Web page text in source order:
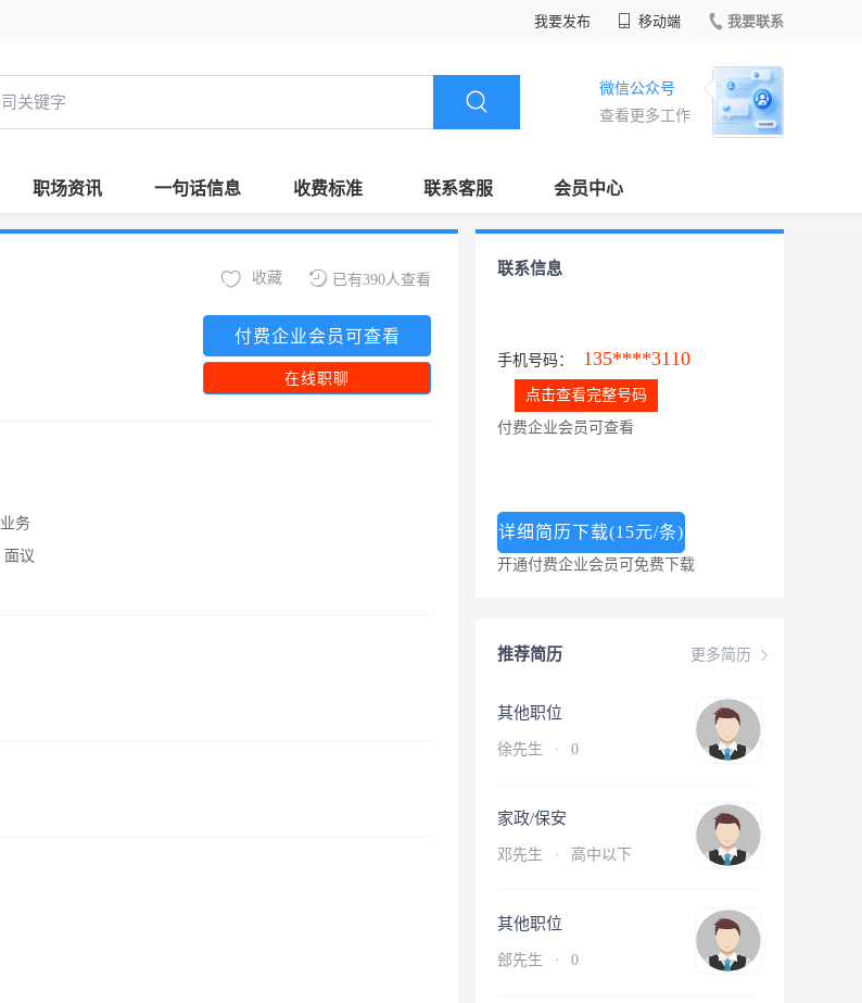
我要发布 移动端 我要联系
微信公众号
查看更多工作
职场资讯 一句话信息 收费标准 联系客服 会员中心
已有390人查看
收藏
付费企业会员可查看
在线职聊
业务
面议
联系信息
手机号码： 135****3110
点击查看完整号码
付费企业会员可查看
详细简历下载(15元/条)
开通付费企业会员可免费下载
更多简历
推荐简历
其他职位
徐先生 · 0
家政/保安
邓先生 · 高中以下
其他职位
郐先生 · 0